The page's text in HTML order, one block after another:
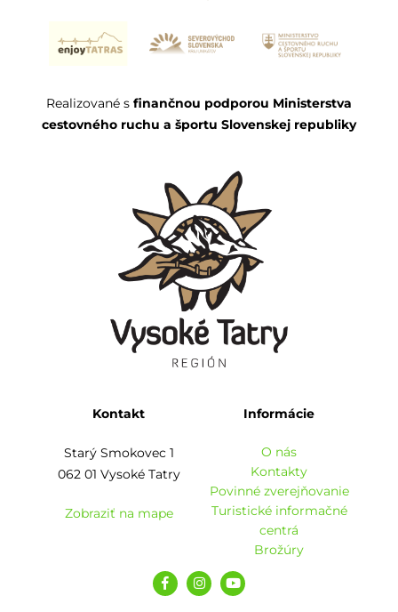
Realizované s finančnou podporou Ministerstva
cestovného ruchu a športu Slovenskej republiky
Kontakt
Starý Smokovec 1
062 01 Vysoké Tatry
Zobraziť na mape
Informácie
O nás
Kontakty
Povinné zverejňovanie
Turistické informačné
centrá
Brožúry